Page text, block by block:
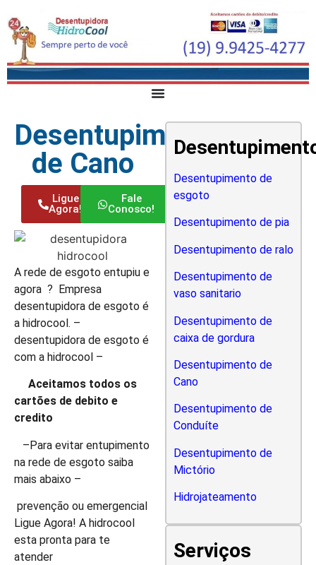
Desentupimento
de Cano
Ligue
Agora!
Fale
Conosco!
A rede de esgoto entupiu e
agora ? Empresa
desentupidora de esgoto é
a hidrocool. –
desentupidora de esgoto é
com a hidrocool –
Aceitamos todos os
cartões de debito e
credito
–Para evitar entupimento
na rede de esgoto saiba
mais abaixo –
prevenção ou emergencial
Ligue Agora! A hidrocool
esta pronta para te
atender
Desentupimento de
esgoto
Desentupimento de pia
Desentupimento de ralo
Desentupimento de
vaso sanitario
Desentupimento de
caixa de gordura
Desentupimento de
Cano
Desentupimento de
Conduíte
Desentupimento de
Mictório
Hidrojateamento
Serviços